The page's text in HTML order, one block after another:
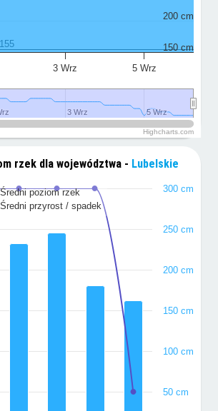
3 Wrz 5 Wrz
3 Wrz
3 Wrz 5 Wrz
5 Wrz
150 cm
200 cm
Highcharts.com
rzek dla województwa - Lubelskie
Średni poziom rzek
Średni przyrost / spadek
50 cm
100 cm
150 cm
200 cm
250 cm
300 cm